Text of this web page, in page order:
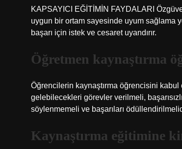
KAPSAYICI EĞİTİMİN FAYDALARI
uygun bir ortam sayesinde uyum sağlama
başarı için istek ve cesaret uyandırır.
Öğretmen kaynaştırma
Öğrencilerin kaynaştırma öğrencisini kabul
gelebilecekleri görevler verilmeli,
söylenmemeli ve başarıları
Kaynaştırma eğitimine